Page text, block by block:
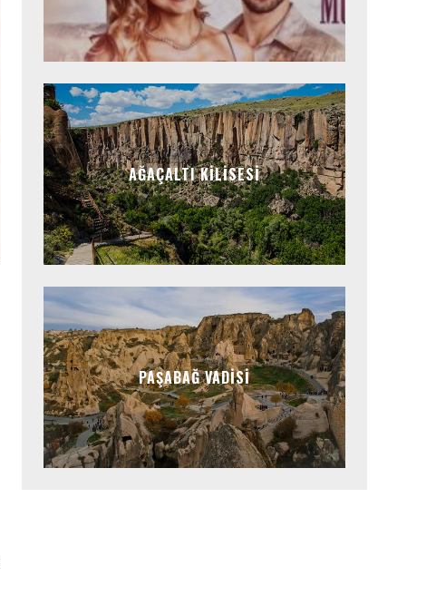
AĞAÇALTI KILISESI
PAŞABAĞ VADISI